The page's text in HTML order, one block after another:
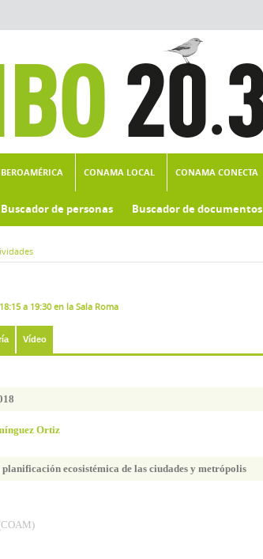
CONAMA LOCAL CONAMA CONECTA
Buscador de personas Buscador de documentos
a 19:30 en la Sala Roma
Vídeo
Ortiz
ecosistémica de las ciudades y metrópolis